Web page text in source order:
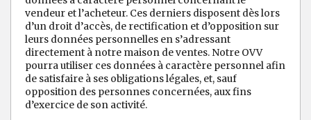
vendeur et l’acheteur. Ces derniers disposent dès lors
d’un droit d’accès, de rectification et d’opposition sur
leurs données personnelles en s’adressant
directement à notre maison de ventes. Notre OVV
pourra utiliser ces données à caractère personnel afin
de satisfaire à ses obligations légales, et, sauf
opposition des personnes concernées, aux fins
d’exercice de son activité.